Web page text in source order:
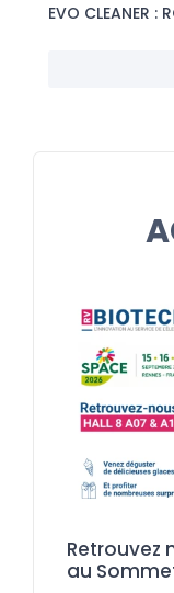
EVO CLEANER :
Retrouvez
au